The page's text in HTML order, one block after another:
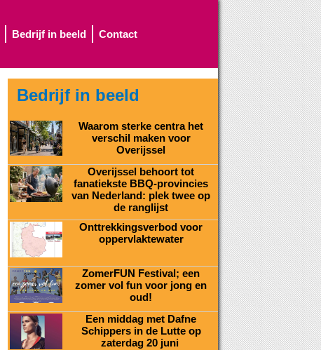
Bedrijf in beeld Contact
Bedrijf in beeld
Waarom sterke centra het
verschil maken voor
Overijssel
Overijssel behoort tot
fanatiekste BBQ-provincies
van Nederland: plek twee op
de ranglijst
Onttrekkingsverbod voor
oppervlaktewater
ZomerFUN Festival; een
zomer vol fun voor jong en
oud!
Een middag met Dafne
Schippers in de Lutte op
zaterdag 20 juni